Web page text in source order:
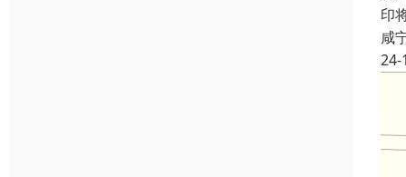
印
咸
24-